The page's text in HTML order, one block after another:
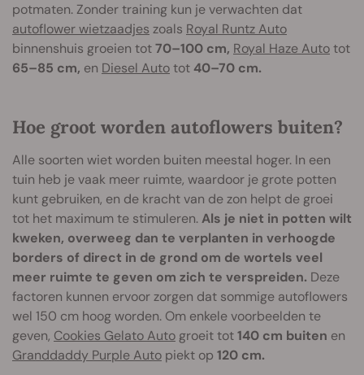
potmaten. Zonder training kun je verwachten dat
autoflower wietzaadjes zoals Royal Runtz Auto
binnenshuis groeien tot70–100 cm, Royal Haze Autotot
65–85 cm, en Diesel Autotot 40–70 cm.
Hoe groot worden autoflowers buiten?
Alle soorten wiet worden buiten meestal hoger. In een
tuin heb je vaak meer ruimte, waardoor je grote potten
kunt gebruiken, en de kracht van de zon helpt de groei
tot het maximum te stimuleren.Als je niet in potten wilt
kweken, overweeg dan te verplanten in verhoogde
borders of direct in de grond om de wortels veel
meer ruimte te geven om zich te verspreiden. Deze
factoren kunnen ervoor zorgen dat sommige autoflowers
wel 150 cm hoog worden. Om enkele voorbeelden te
geven, Cookies Gelato Auto groeit tot140 cm buiten en
Granddaddy Purple Auto piekt op 120 cm.